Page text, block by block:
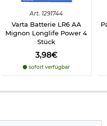
Punkt
/ Green-Dot Holosight f. 20 -
Art. 1291744
Varta Batterie LR6 AA
Mignon Longlife Power 4
Stück
3,98€
sofort verfügbar